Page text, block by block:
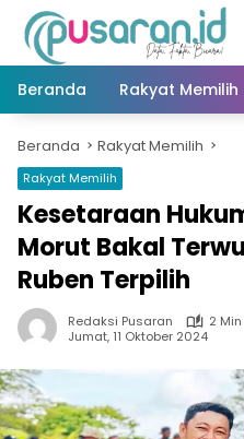
Langsung
konten
Beranda
Rakyat Memilih
Beranda Rakyat Memilih
Rakyat Memilih
Kesetaraan
Morut Bakal
Ruben Terpilih
Redaksi Pusaran
2
Jumat, 11 Oktober 2024